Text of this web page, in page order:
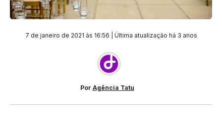
7 de janeiro de 2021 às 16:56 | Última atualização há 3 anos
Por Agência Tatu